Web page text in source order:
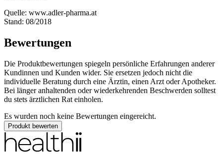
Quelle: www.adler-pharma.at
Stand: 08/2018
Bewertungen
Die Produktbewertungen spiegeln persönliche Erfahrungen anderer
Kundinnen und Kunden wider. Sie ersetzen jedoch nicht die
individuelle Beratung durch eine Ärztin, einen Arzt oder Apotheker.
Bei länger anhaltenden oder wiederkehrenden Beschwerden solltest
du stets ärztlichen Rat einholen.
Es wurden noch keine Bewertungen eingereicht.
Produkt bewerten